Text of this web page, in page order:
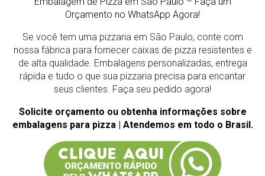
Orçamento no WhatsApp Agora!
Se você tem uma pizzaria em São Paulo, conte com
nossa fábrica para fornecer caixas de pizza resistentes e
de alta qualidade. Embalagens personalizadas, entrega
rápida e tudo o que sua pizzaria precisa para encantar
seus clientes. Faça seu pedido agora!
Solicite orçamento ou obtenha informações sobre
embalagens para pizza | Atendemos em todo o Brasil.